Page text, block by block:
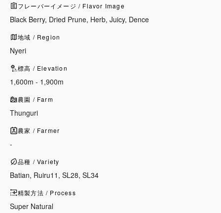
フレーバーイメージ / Flavor Image
Black Berry, Dried Prune, Herb, Juicy, Dence
地域 / Region
Nyeri
標高 / Elevation
1,600m - 1,900m
農園 / Farm
Thunguri
農家 / Farmer
-
品種 / Variety
Batian, Ruiru11, SL28, SL34
精製方法 / Process
Super Natural